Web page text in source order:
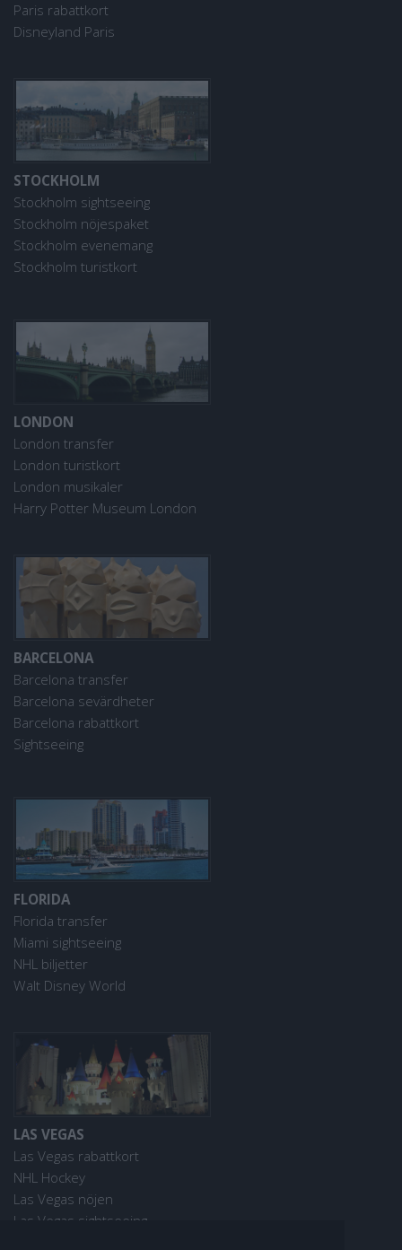
Paris rabattkort
Disneyland Paris
STOCKHOLM
Stockholm sightseeing
Stockholm nöjespaket
Stockholm evenemang
Stockholm turistkort
LONDON
London transfer
London turistkort
London musikaler
Harry Potter Museum London
BARCELONA
Barcelona transfer
Barcelona sevärdheter
Barcelona rabattkort
Sightseeing
FLORIDA
Florida transfer
Miami sightseeing
NHL biljetter
Walt Disney World
LAS VEGAS
Las Vegas rabattkort
NHL Hockey
Las Vegas nöjen
Las Vegas sightseeing